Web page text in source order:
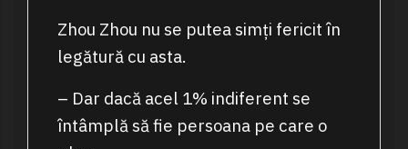
Zhou Zhou nu se putea simți fericit în
legătură cu asta.
– Dar dacă acel 1% indiferent se
întâmplă să fie persoana pe care o